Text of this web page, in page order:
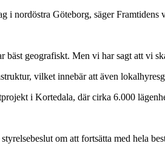
i nordöstra Göteborg, säger Framtidens
bäst geografiskt. Men vi har sagt att vi
vilket innebär att även
i Kortedala, där cirka 6.000
om att fortsätta med hela